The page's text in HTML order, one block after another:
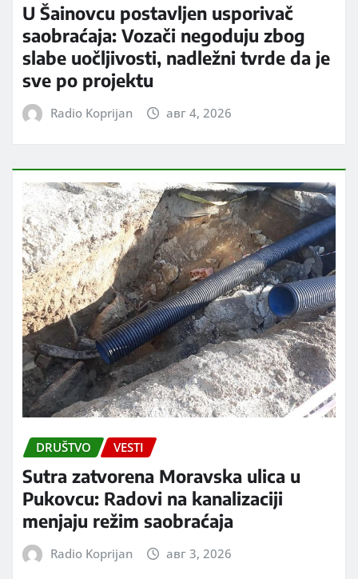
U Šainovcu postavljen usporivač
saobraćaja: Vozači negoduju zbog
slabe uočljivosti, nadležni tvrde da je
sve po projektu
Radio Koprijan авг 4, 2026
DRUŠTVO VESTI
Sutra zatvorena Moravska ulica u
Pukovcu: Radovi na kanalizaciji
menjaju režim saobraćaja
Radio Koprijan авг 3, 2026